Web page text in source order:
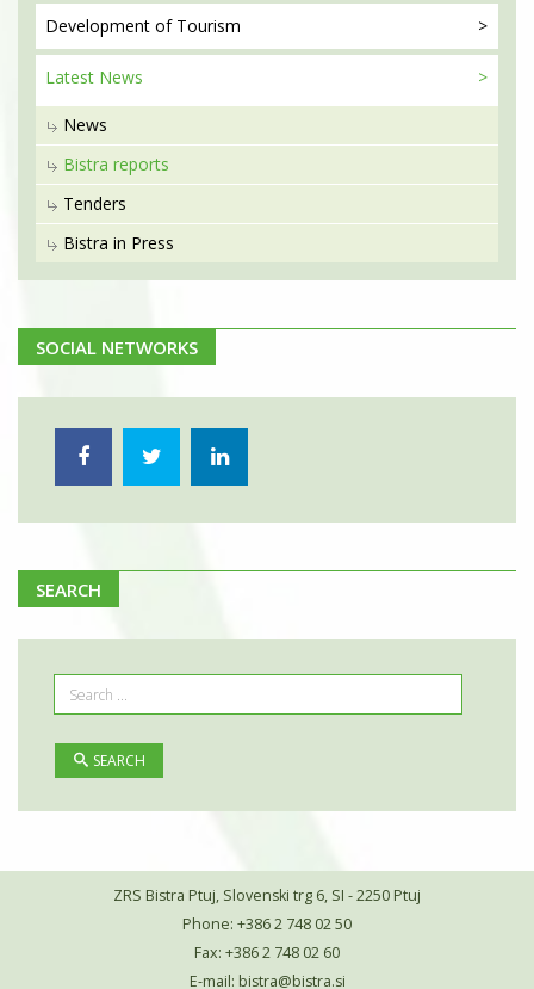
Development of Tourism
Latest News
News
Bistra reports
Tenders
Bistra in Press
SOCIAL NETWORKS
SEARCH
SEARCH
ZRS Bistra Ptuj, Slovenski trg 6, SI - 2250 Ptuj
Phone: +386 2 748 02 50
Fax: +386 2 748 02 60
E-mail: bistra@bistra.si